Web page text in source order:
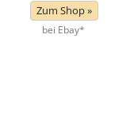
Zum Shop »
bei Ebay*